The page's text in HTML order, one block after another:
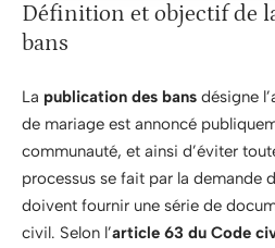
Définition et objectif de
bans
La publication des bans désigne
de mariage est annoncé
communauté, et ainsi d’éviter
processus se fait par la demande
doivent fournir une série de
civil. Selon l’article 63 du Code